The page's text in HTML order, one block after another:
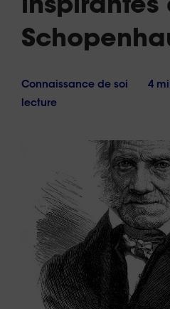
inspirantes
Connaissance de soi
4
lecture